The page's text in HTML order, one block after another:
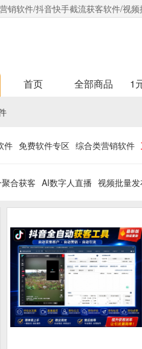
销软件/抖音快手截流获客软件/视
首页 全部商品 1
件 免费软件专区 综合类营销软件
合获客 AI数字人直播 视频批量